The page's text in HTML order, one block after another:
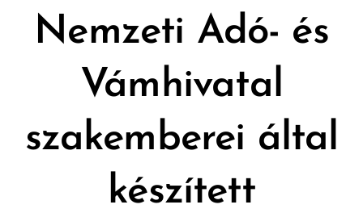
Nemzeti Adó- és
Vámhivatal
szakemberei által
készített